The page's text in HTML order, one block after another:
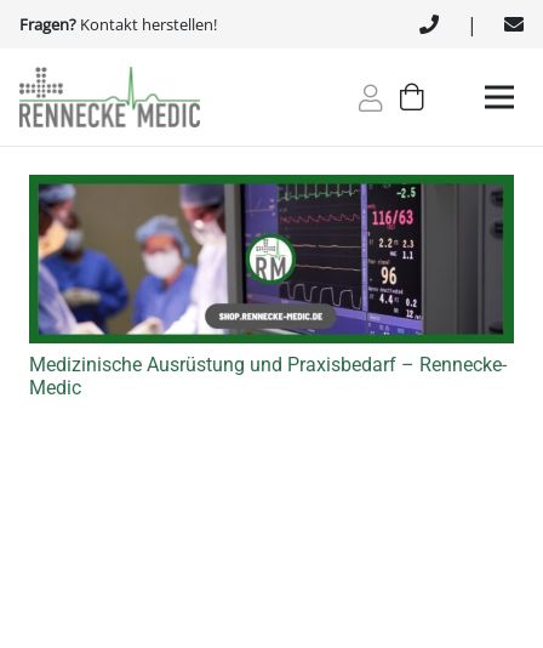
Fragen? Kontakt herstellen! |
Medizinische Ausrüstung und Praxisbedarf – Rennecke-
Medic